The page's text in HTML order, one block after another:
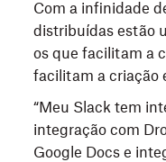
Com a infinidade
distribuídas estão
os que facilitam a
facilitam a criação
“Meu Slack tem
integração com
Google Docs e